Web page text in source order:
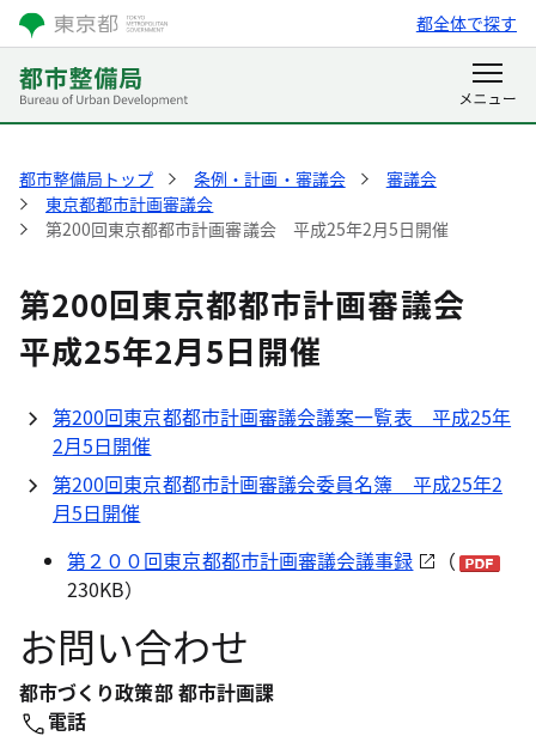
都全体で探す
都市整備局トップ 条例・計画・審議会
審議会
東京都都市計画審議会
第200回東京都都市計画審議会 平成25年2月5日開催
第200回東京都都市計画審議会
平成25年2月5日開催
第200回東京都都市計画審議会議案一覧表 平成25年
2月5日開催
第200回東京都都市計画審議会委員名簿 平成25年2
月5日開催
第２００回東京都都市計画審議会議事録
（
230KB）
お問い合わせ
都市づくり政策部 都市計画課
電話